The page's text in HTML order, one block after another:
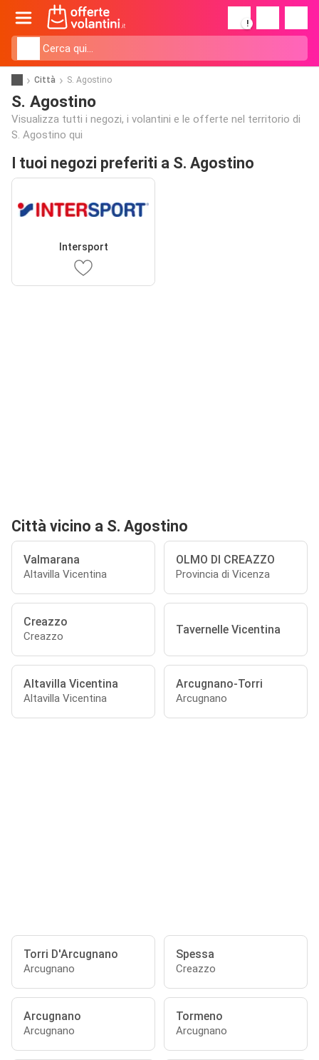
!
Città S. Agostino
S. Agostino
Visualizza tutti i negozi, i volantini e le offerte nel territorio di
S. Agostino qui
I tuoi negozi preferiti a S. Agostino
Intersport
Città vicino a S. Agostino
Valmarana
Altavilla Vicentina
OLMO DI CREAZZO
Provincia di Vicenza
Creazzo
Creazzo Tavernelle Vicentina
Altavilla Vicentina
Altavilla Vicentina
Arcugnano-Torri
Arcugnano
Torri D'Arcugnano
Arcugnano
Spessa
Creazzo
Arcugnano
Arcugnano
Tormeno
Arcugnano